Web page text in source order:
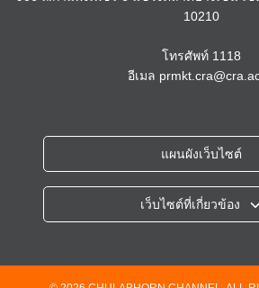
10210
โทรศัพท์ 1118
อีเมล
แผนผังเว็บไซต์
เว็บไซต์ที่เกี่ยวข้อง
โรงพยาบาลจุฬาภรณ์
วิทยาลัยวิทยาศาสตร์การแพทย์เ